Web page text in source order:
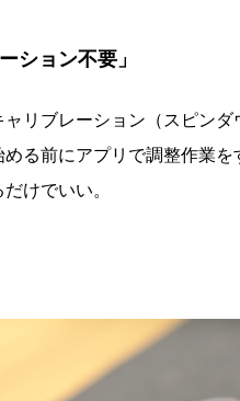
ション不要」
リブレーション（スピン
る前にアプリで調整作業
けでいい。